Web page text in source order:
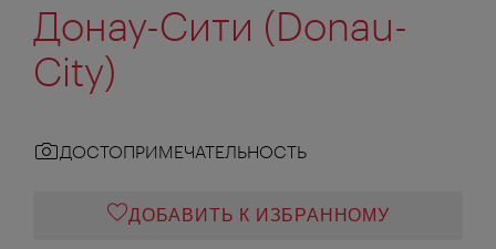
Донау-Сити (Donau-
City)
ДОСТОПРИМЕЧАТЕЛЬНОСТЬ
ДОБАВИТЬ К ИЗБРАННОМУ